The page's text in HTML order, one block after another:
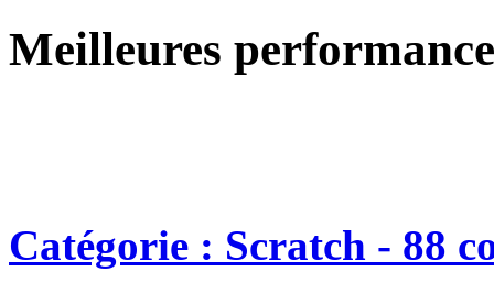
Meilleures
Catégorie : Scratch - 88